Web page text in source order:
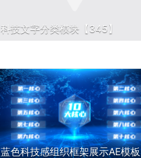
科技文字分类模块【345】
蓝色科技感组织框架展示AE模板